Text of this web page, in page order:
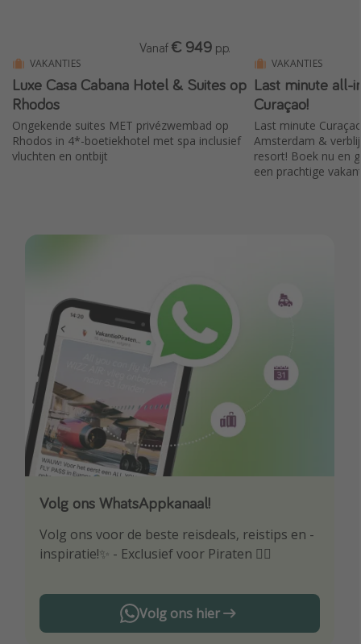
Reiskalender
25 beste pretparken
Beste keukens ter wereld
Center Parcs
Disneyland Parijs
All inclusive vakantie in Griekenland
VAKANTIES
Luxe Casa Cabana Hotel & Suites op
Rhodos
Ongekende suites MET privézwembad op
Rhodos in 4*-boetiekhotel met spa inclusief
vluchten en ontbijt
Vanaf € 949 p.p.
VAKANTIES
Last minute all-
Curaçao!
Last minute
Amsterdam &
resort! Boek nu en
een prachtige
Volg ons WhatsAppkanaal!
Volg ons voor de beste reisdeals, reistips en -
inspiratie!✨ - Exclusief voor Piraten 🏴‍☠️
Volg ons hier
Download onze app
Wees als eerste op de hoogte van de beste
reisaanbiedingen